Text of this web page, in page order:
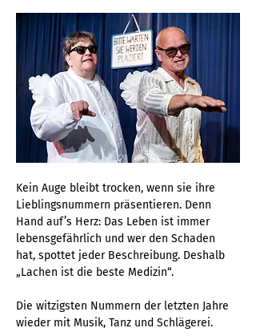
Kein Auge bleibt trocken, wenn sie ihre
Lieblingsnummern präsentieren. Denn
Hand auf’s Herz: Das Leben ist immer
lebensgefährlich und wer den Schaden
hat, spottet jeder Beschreibung. Deshalb
„Lachen ist die beste Medizin“.
Die witzigsten Nummern der letzten Jahre
wieder mit Musik, Tanz und Schlägerei.